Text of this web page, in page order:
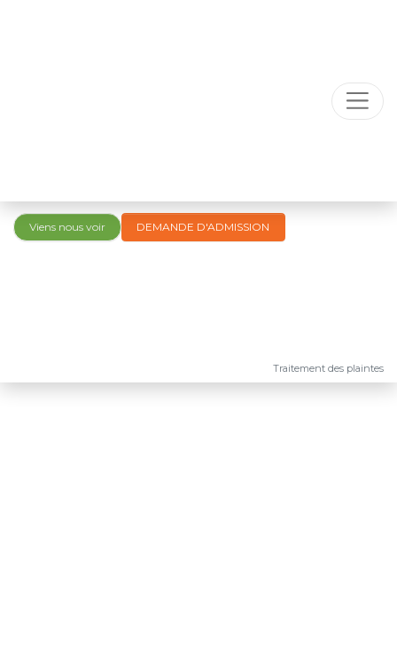
Viens nous voir DEMANDE D'ADMISSION
Traitement des plaintes